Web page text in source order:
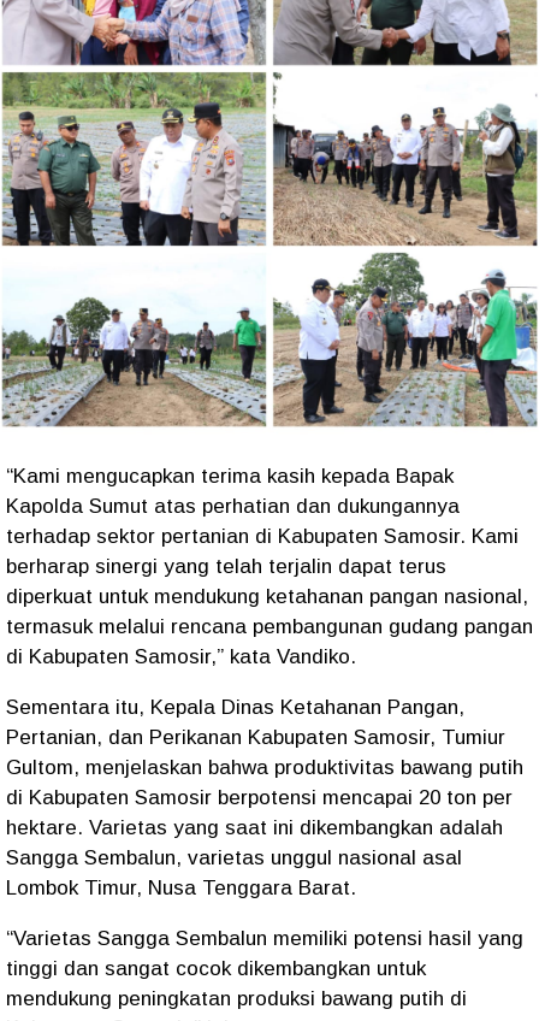
“Kami mengucapkan terima kasih kepada Bapak
Kapolda Sumut atas perhatian dan dukungannya
terhadap sektor pertanian di Kabupaten Samosir. Kami
berharap sinergi yang telah terjalin dapat terus
diperkuat untuk mendukung ketahanan pangan nasional,
termasuk melalui rencana pembangunan gudang pangan
di Kabupaten Samosir,” kata Vandiko.
Sementara itu, Kepala Dinas Ketahanan Pangan,
Pertanian, dan Perikanan Kabupaten Samosir, Tumiur
Gultom, menjelaskan bahwa produktivitas bawang putih
di Kabupaten Samosir berpotensi mencapai 20 ton per
hektare. Varietas yang saat ini dikembangkan adalah
Sangga Sembalun, varietas unggul nasional asal
Lombok Timur, Nusa Tenggara Barat.
“Varietas Sangga Sembalun memiliki potensi hasil yang
tinggi dan sangat cocok dikembangkan untuk
mendukung peningkatan produksi bawang putih di